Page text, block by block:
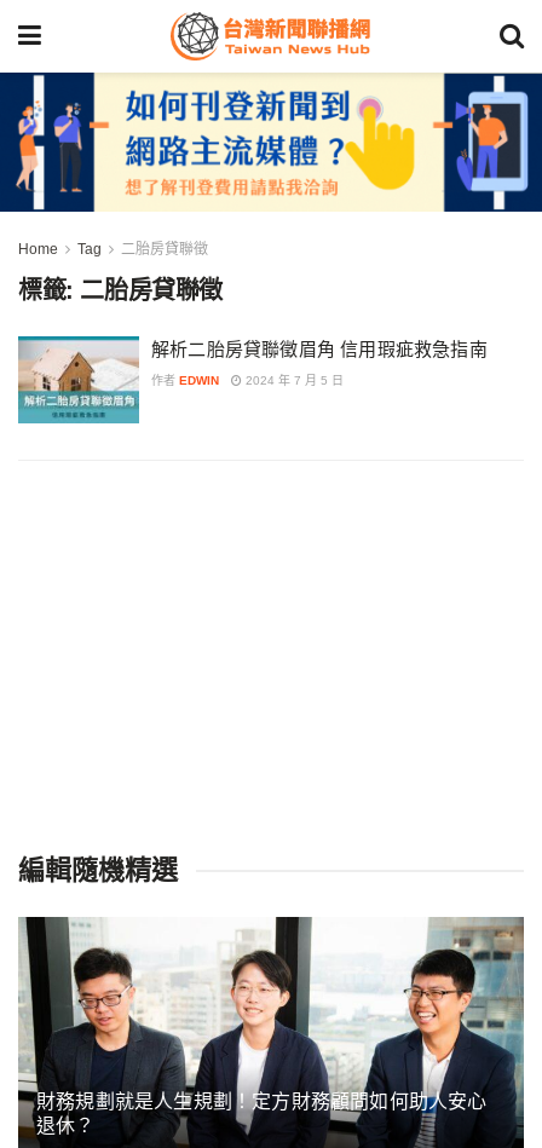
Home Tag 二胎房貸聯徵
標籤: 二胎房貸聯徵
解析二胎房貸聯徵眉角 信用瑕疵救急指南
作者 EDWIN 2024 年 7 月 5 日
編輯隨機精選
財務規劃就是人生規劃！定方財務顧問如何助人安心
退休？